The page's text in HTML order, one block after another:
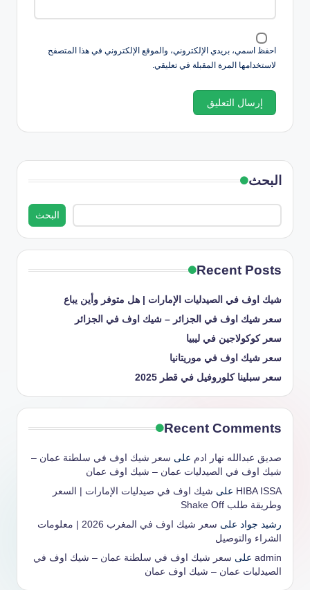
احفظ اسمي، بريدي الإلكتروني، والموقع الإلكتروني في هذا المتصفح
لاستخدامها المرة المقبلة في تعليقي.
البحث
البحث
Recent Posts
شيك اوف في الصيدليات الإمارات | هل متوفر وأين يباع
سعر شيك اوف في الجزائر – شيك اوف في الجزائر
سعر كوكولاجين في ليبيا
سعر شيك اوف في موريتانيا
سعر سبلينا كلوروفيل في قطر 2025
Recent Comments
صديق عبدالله نهار ادم على سعر شيك اوف في سلطنة عمان –
شيك اوف في الصيدليات عمان – شيك اوف عمان
HIBA ISSA على شيك اوف في صيدليات الإمارات | السعر
وطريقة طلب Shake Off
رشيد جواد على
سعر شيك اوف في المغرب 2026 | معلومات
الشراء والتوصيل
admin على سعر شيك اوف في سلطنة عمان – شيك اوف في
الصيدليات عمان – شيك اوف عمان